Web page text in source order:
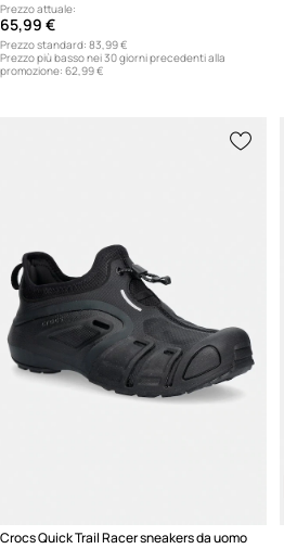
Prezzo attuale:
65,99 €
Prezzo standard: 83,99 €
Prezzo più basso nei 30 giorni precedenti alla
promozione: 62,99 €
Crocs Quick Trail Racer sneakers da uomo